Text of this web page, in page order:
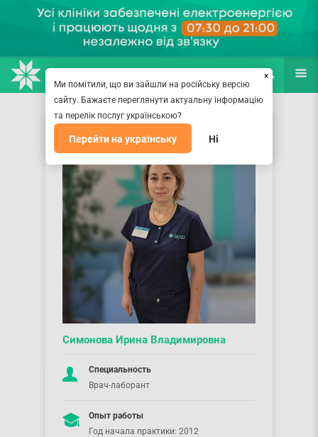
(067) 127-03-03
ПОИСК ЕЩЁ
Симонова Ирина Владимировна
Специальность
Врач-лаборант
Опыт работы
Год начала практики: 2012
×
Ми помітили, що ви зайшли на російську версію
сайту. Бажаєте переглянути актуальну інформацію
та перелік послуг українською?
Перейти на українську Ні